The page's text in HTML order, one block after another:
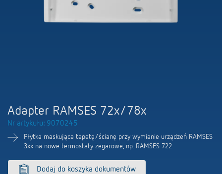
Czujniki obecności i ruchu
Akcesoria
Nowości
100 lat Theben
Osoby kontaktowe
Adapter RAMSES 72x/78x
Nr artykułu: 9070245
Płytka maskująca tapetę/ścianę przy wymianie urządzeń RAMSES
3xx na nowe termostaty zegarowe, np. RAMSES 722
Dodaj do koszyka dokumentów